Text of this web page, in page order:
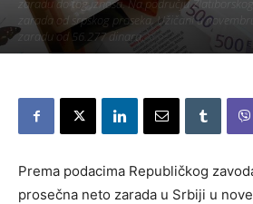
zaradu do tog iznosa. Na području
zarada od srpskog proseka, Užičani u
zaradu od 56.277 dinara.
Prema podacima Republičkog
prosečna neto zarada u Srbiji u